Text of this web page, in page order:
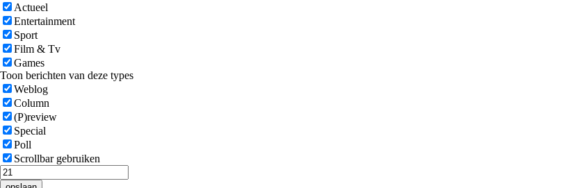
Actueel
Entertainment
Sport
Film & Tv
Games
Toon berichten van deze types
Weblog
Column
(P)review
Special
Poll
Scrollbar gebruiken